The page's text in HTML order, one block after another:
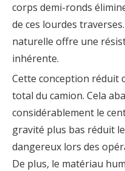
corps demi-ronds
de ces lourdes
naturelle offre une
inhérente.
Cette conception réduit
total du camion. Cela
considérablement le
gravité plus bas réduit
dangereux lors des
De plus, le matériau